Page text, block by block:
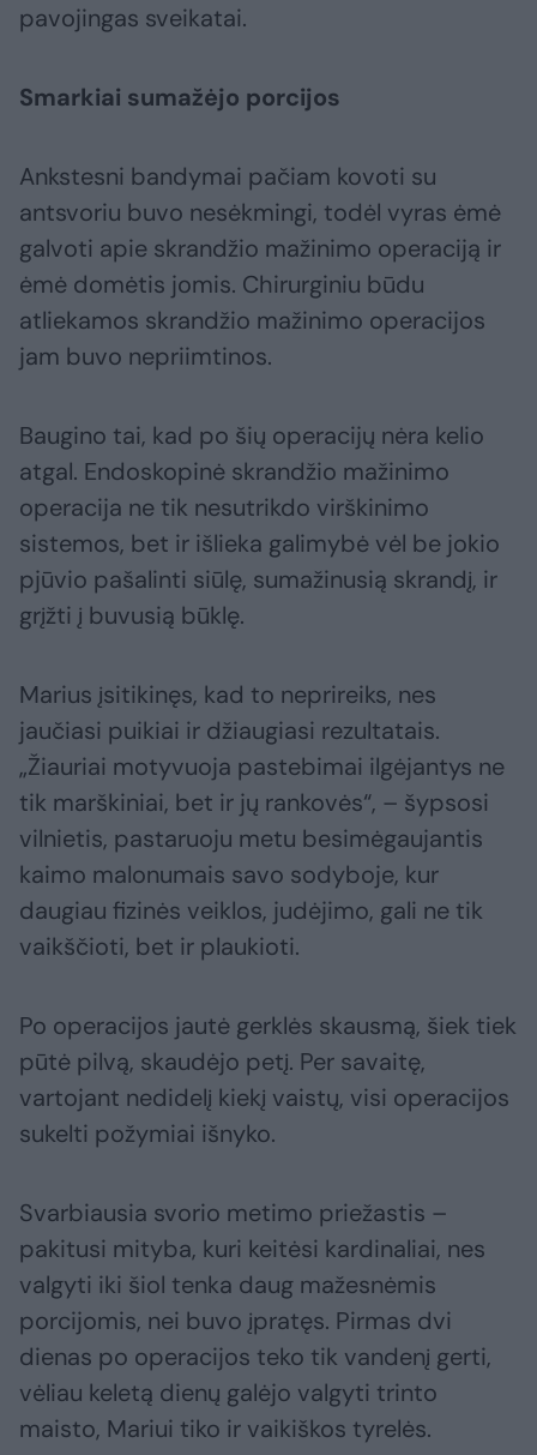
pavojingas sveikatai.
Smarkiai sumažėjo porcijos
Ankstesni bandymai pačiam kovoti su
antsvoriu buvo nesėkmingi, todėl vyras ėmė
galvoti apie skrandžio mažinimo operaciją ir
ėmė domėtis jomis. Chirurginiu būdu
atliekamos skrandžio mažinimo operacijos
jam buvo nepriimtinos.
Baugino tai, kad po šių operacijų nėra kelio
atgal. Endoskopinė skrandžio mažinimo
operacija ne tik nesutrikdo virškinimo
sistemos, bet ir išlieka galimybė vėl be jokio
pjūvio pašalinti siūlę, sumažinusią skrandį, ir
grįžti į buvusią būklę.
Marius įsitikinęs, kad to neprireiks, nes
jaučiasi puikiai ir džiaugiasi rezultatais.
„Žiauriai motyvuoja pastebimai ilgėjantys ne
tik marškiniai, bet ir jų rankovės“, – šypsosi
vilnietis, pastaruoju metu besimėgaujantis
kaimo malonumais savo sodyboje, kur
daugiau fizinės veiklos, judėjimo, gali ne tik
vaikščioti, bet ir plaukioti.
Po operacijos jautė gerklės skausmą, šiek tiek
pūtė pilvą, skaudėjo petį. Per savaitę,
vartojant nedidelį kiekį vaistų, visi operacijos
sukelti požymiai išnyko.
Svarbiausia svorio metimo priežastis –
pakitusi mityba, kuri keitėsi kardinaliai, nes
valgyti iki šiol tenka daug mažesnėmis
porcijomis, nei buvo įpratęs. Pirmas dvi
dienas po operacijos teko tik vandenį gerti,
vėliau keletą dienų galėjo valgyti trinto
maisto, Mariui tiko ir vaikiškos tyrelės.